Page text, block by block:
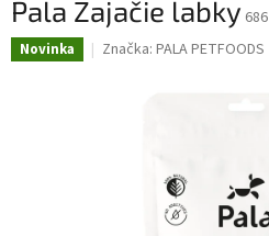
Pala Zajačie labky 686
Novinka Značka: PALA PETFOODS